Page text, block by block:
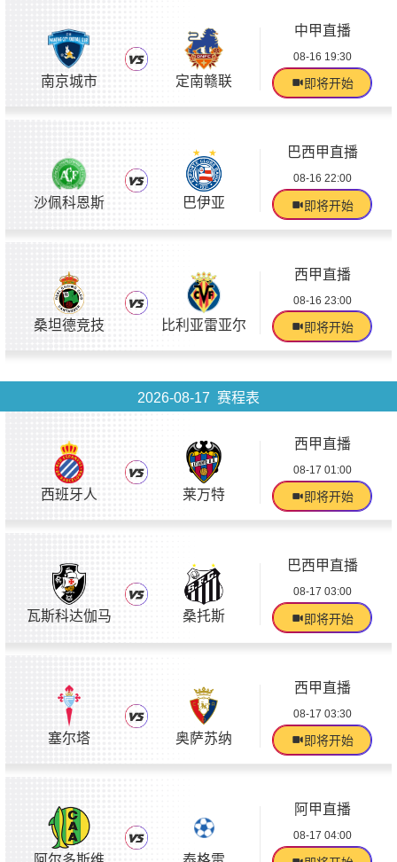
南京城市 定南赣联
中甲直播
08-16 19:30
即将开始
沙佩科恩斯 巴伊亚
巴西甲直播
08-16 22:00
即将开始
桑坦德竞技 比利亚雷亚尔
西甲直播
08-16 23:00
即将开始
2026-08-17 赛程表
西班牙人 莱万特
西甲直播
08-17 01:00
即将开始
瓦斯科达伽马 桑托斯
巴西甲直播
08-17 03:00
即将开始
塞尔塔 奥萨苏纳
西甲直播
08-17 03:30
即将开始
阿甲直播
08-17 04:00